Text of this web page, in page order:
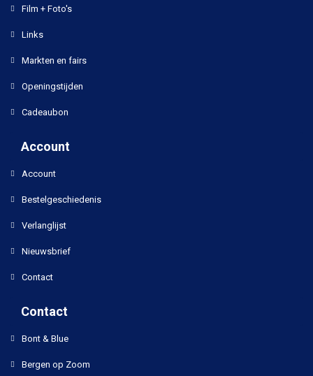
Film + Foto's
Links
Markten en fairs
Openingstijden
Cadeaubon
Account
Account
Bestelgeschiedenis
Verlanglijst
Nieuwsbrief
Contact
Contact
Bont & Blue
Bergen op Zoom